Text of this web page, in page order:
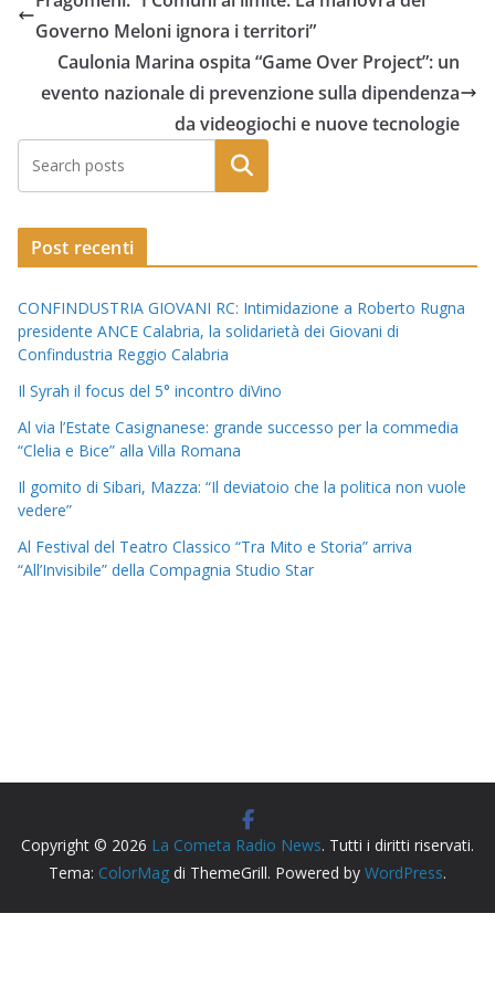
Governo Meloni ignora i territori”
Caulonia Marina ospita “Game Over Project”: un
evento nazionale di prevenzione sulla dipendenza
da videogiochi e nuove tecnologie
Post recenti
CONFINDUSTRIA GIOVANI RC: Intimidazione a Roberto Rugna
presidente ANCE Calabria, la solidarietà dei Giovani di
Confindustria Reggio Calabria
Il Syrah il focus del 5° incontro diVino
Al via l’Estate Casignanese: grande successo per la commedia
“Clelia e Bice” alla Villa Romana
Il gomito di Sibari, Mazza: “Il deviatoio che la politica non vuole
vedere”
Al Festival del Teatro Classico “Tra Mito e Storia” arriva
“All’Invisibile” della Compagnia Studio Star
Copyright © 2026 La Cometa Radio News. Tutti i diritti riservati.
Tema: ColorMag di ThemeGrill. Powered by WordPress.